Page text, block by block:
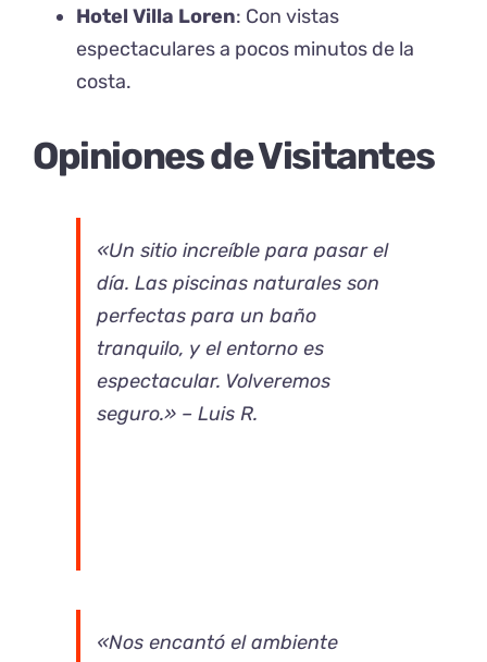
Hotel Villa Loren: Con vistas
espectaculares a pocos minutos de la
costa.
Opiniones de Visitantes
«Un sitio increíble para pasar el
día. Las piscinas naturales son
perfectas para un baño
tranquilo, y el entorno es
espectacular. Volveremos
seguro.» – Luis R.
«Nos encantó el ambiente